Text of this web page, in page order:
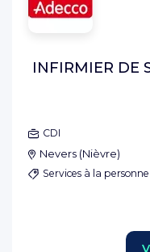
INFIRMIER DE
CDI
Nevers (Nièvre)
Services à la personne